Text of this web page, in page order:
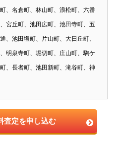
、名倉町、林山町、浪松町、六番
宮丘町、池田広町、池田寺町、五
、池田塩町、片山町、大日丘町、
明泉寺町、堀切町、庄山町、駒ケ
、長者町、池田新町、滝谷町、神
査定を申し込む